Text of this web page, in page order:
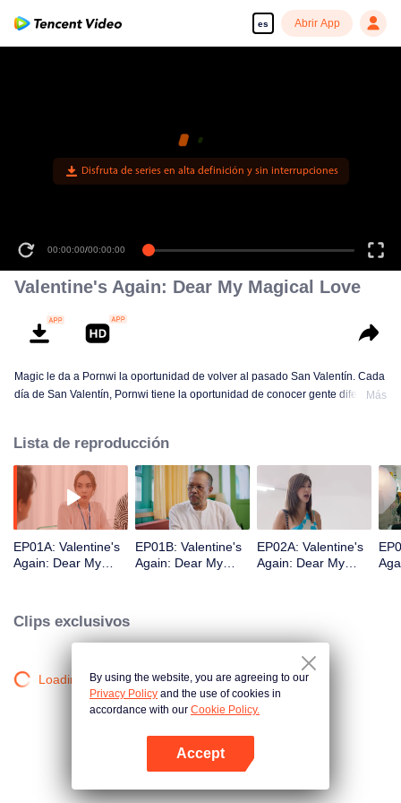
es Abrir App
Disfruta de series en alta definición y sin interrupciones
00:00:00/00:00:00
Valentine's Again: Dear My Magical Love
Magic le da a Pornwi la oportunidad de volver al pasado San Valentín. Cada
día de San Valentín, Pornwi tiene la oportunidad de conocer gente diferente.
Más
Lista de reproducción
EP01A: Valentine's
Again: Dear My
EP01B: Valentine's
Again: Dear My
EP02A: Valentine's
Again: Dear My
Clips exclusivos
Loading…By using the website, you are agreeing to our
Privacy Policy and the use of cookies in
accordance with our Cookie Policy.
Accept